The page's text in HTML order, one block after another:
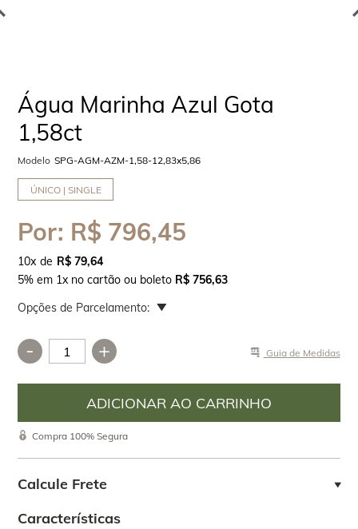
Características
Água Marinha Azul Gota
1,58ct
Modelo SPG-AGM-AZM-1,58-12,83x5,86
ÚNICO | SINGLE
Por: R$ 796,45
10x
R$ 79,64
5% em 1x no cartão ou boleto R$ 756,63
Opções de Parcelamento:
- + Guia de Medidas
Compra 100% Segura
Calcule Frete